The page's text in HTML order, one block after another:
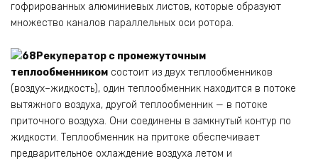
гофрированных алюминиевых листов, которые образуют
множество каналов параллельных оси ротора.
Рекуператор с промежуточным
теплообменником состоит из двух теплообменников
(воздух–жидкость), один теплообменник находится в потоке
вытяжного воздуха, другой теплообменник — в потоке
приточного воздуха. Они соединены в замкнутый контур по
жидкости. Теплообменник на притоке обеспечивает
предварительное охлаждение воздуха летом и